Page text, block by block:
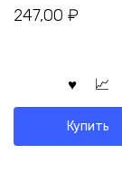
247,00 ₽
Купить